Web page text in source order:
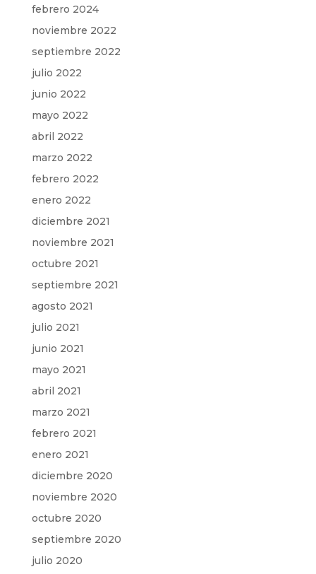
febrero 2024
noviembre 2022
septiembre 2022
julio 2022
junio 2022
mayo 2022
abril 2022
marzo 2022
febrero 2022
enero 2022
diciembre 2021
noviembre 2021
octubre 2021
septiembre 2021
agosto 2021
julio 2021
junio 2021
mayo 2021
abril 2021
marzo 2021
febrero 2021
enero 2021
diciembre 2020
noviembre 2020
octubre 2020
septiembre 2020
julio 2020